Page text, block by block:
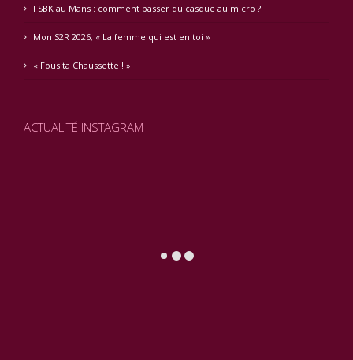
FSBK au Mans : comment passer du casque au micro ?
Mon S2R 2026, « La femme qui est en toi » !
« Fous ta Chaussette ! »
ACTUALITÉ INSTAGRAM